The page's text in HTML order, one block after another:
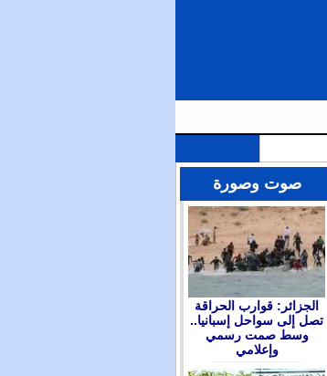
صوت وصورة
الجزائر: قوارب الحراقة
تصل إلى سواحل إسبانيا..
وسط صمت رسمي
وإعلامي